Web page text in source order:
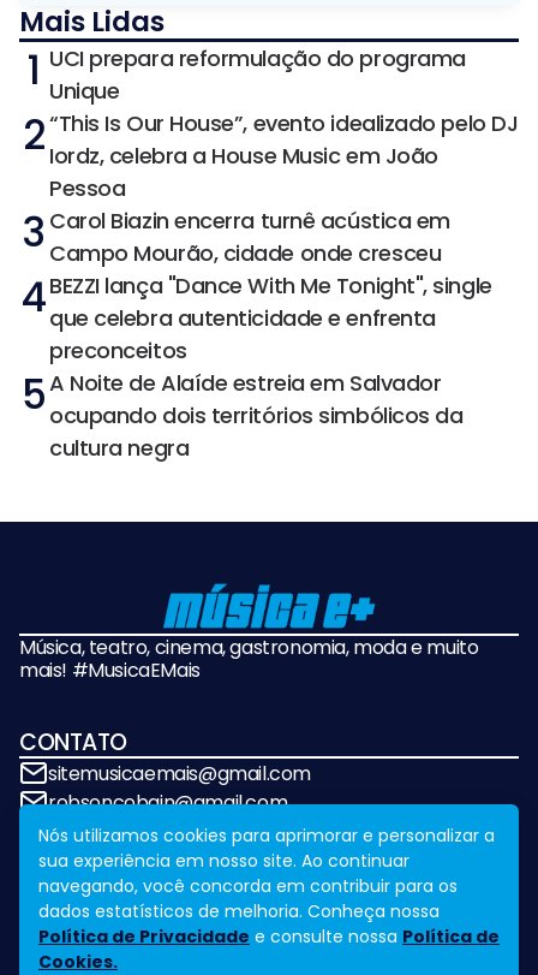
Mais Lidas
1 UCI prepara reformulação do programa
Unique
2“This Is Our House”, evento idealizado pelo DJ
Iordz, celebra a House Music em João
Pessoa
3 Carol Biazin encerra turnê acústica em
Campo Mourão, cidade onde cresceu
4BEZZI lança "Dance With Me Tonight", single
que celebra autenticidade e enfrenta
preconceitos
5A Noite de Alaíde estreia em Salvador
ocupando dois territórios simbólicos da
cultura negra
Música, teatro, cinema, gastronomia, moda e muito
mais! #MusicaEMais
CONTATO
sitemusicaemais@gmail.com
robsoncobain@gmail.com
REDES SOCIAIS
Nós utilizamos cookies para aprimorar e personalizar a
sua experiência em nosso site. Ao continuar
navegando, você concorda em contribuir para os
dados estatísticos de melhoria. Conheça nossa
Política de Privacidade e consulte nossa Política de
Cookies.